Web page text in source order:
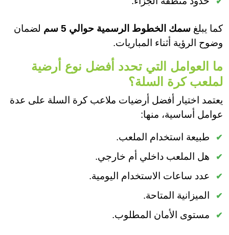
كما يبلغ سمك الخطوط الرسمية حوالي 5 سم
لضمان
وضوح الرؤية أثناء المباريات.
ما العوامل التي تحدد أفضل نوع أرضية
لملعب كرة السلة؟
يعتمد اختيار أفضل أرضيات ملاعب كرة السلة على عدة
عوامل أساسية، منها:
طبيعة استخدام الملعب.
هل الملعب داخلي أم خارجي.
عدد ساعات الاستخدام اليومية.
الميزانية المتاحة.
مستوى الأمان المطلوب.